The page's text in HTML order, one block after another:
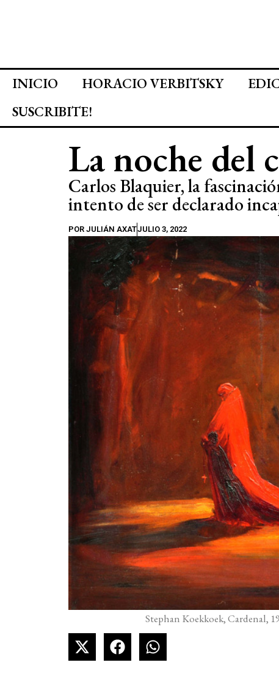
INICIO HORACIO VERBITSKY
SUSCRIBITE!
La noche del
Carlos Blaquier, la
intento de ser declarado
POR JULIÁN AXATJULIO 3, 2022
Stephan Koekkoek, Cardenal,